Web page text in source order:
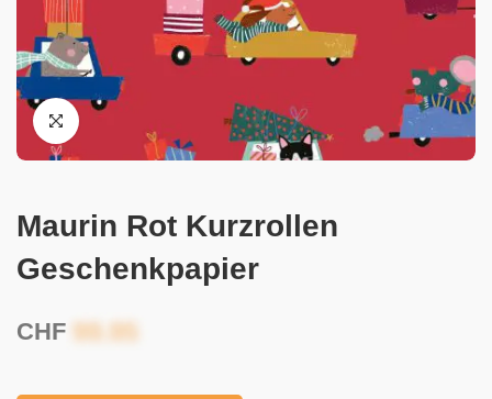
Maurin Rot Kurzrollen
Geschenkpapier
CHF